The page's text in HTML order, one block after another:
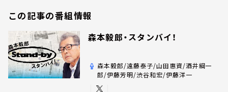
この記事の番組情報
森本毅郎・スタンバイ！
森本毅郎/遠藤泰子/山田惠資/酒井綱一
郎/伊藤芳明/渋谷和宏/伊藤洋一